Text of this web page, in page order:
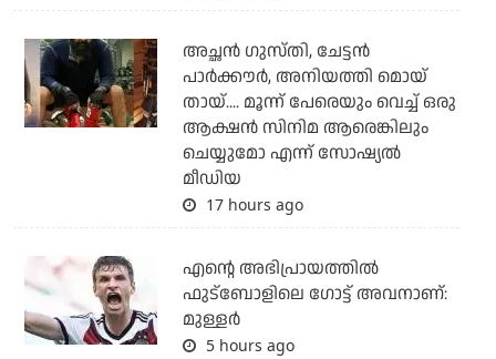
അച്ഛന്‍ ഗുസ്തി, ചേട്ടന്‍
പാര്‍ക്കൗര്‍, അനിയത്തി മൊയ്
തായ്.... മൂന്ന് പേരെയും വെച്ച് ഒരു
ആക്ഷന്‍ സിനിമ ആരെങ്കിലും
ചെയ്യുമോ എന്ന് സോഷ്യല്‍
മീഡിയ
17 hours ago
എന്റെ അഭിപ്രായത്തില്‍
ഫുട്‌ബോളിലെ ഗോട്ട് അവനാണ്:
മുള്ളര്‍
5 hours ago